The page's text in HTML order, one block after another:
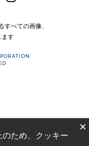
すべての画像、
ます
×
ため、クッキー